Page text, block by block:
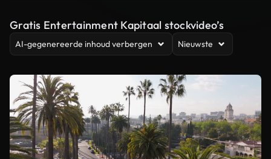
Gratis Entertainment Kapitaal stockvideo’s
AI-gegenereerde inhoud verbergen Nieuwste